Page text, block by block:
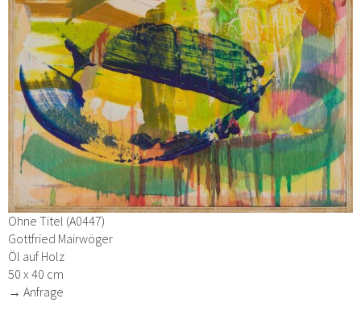
Ohne Titel (A0447)
Gottfried Mairwöger
Öl auf Holz
50 x 40 cm
→ Anfrage